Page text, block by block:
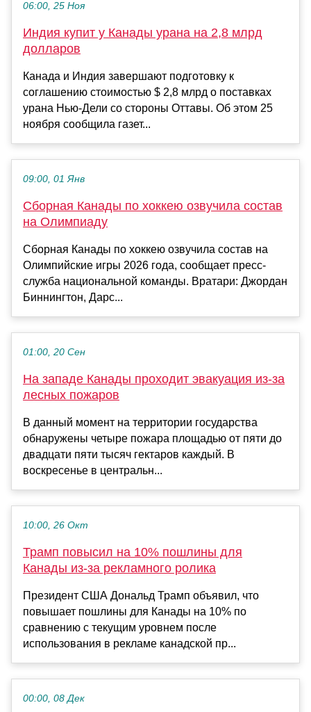
06:00, 25 Ноя
Индия купит у Канады урана на 2,8 млрд
долларов
Канада и Индия завершают подготовку к
соглашению стоимостью $ 2,8 млрд о поставках
урана Нью-Дели со стороны Оттавы. Об этом 25
ноября сообщила газет...
09:00, 01 Янв
Сборная Канады по хоккею озвучила состав
на Олимпиаду
Сборная Канады по хоккею озвучила состав на
Олимпийские игры 2026 года, сообщает пресс-
служба национальной команды. Вратари: Джордан
Биннингтон, Дарс...
01:00, 20 Сен
На западе Канады проходит эвакуация из-за
лесных пожаров
В данный момент на территории государства
обнаружены четыре пожара площадью от пяти до
двадцати пяти тысяч гектаров каждый. В
воскресенье в центральн...
10:00, 26 Окт
Трамп повысил на 10% пошлины для
Канады из-за рекламного ролика
Президент США Дональд Трамп объявил, что
повышает пошлины для Канады на 10% по
сравнению с текущим уровнем после
использования в рекламе канадской пр...
00:00, 08 Дек